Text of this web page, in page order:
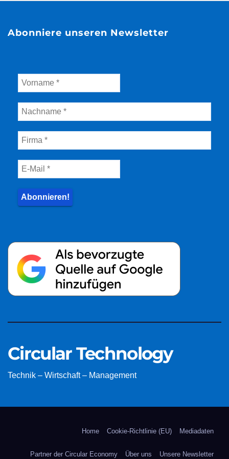
Abonniere unseren Newsletter
Circular Technology
Technik – Wirtschaft – Management
Home Cookie-Richtlinie (EU) Mediadaten
Partner der Circular Economy Über uns Unsere Newsletter